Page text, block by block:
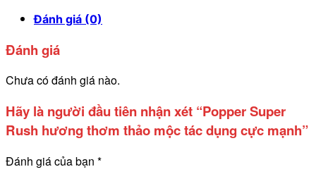
Đánh giá (0)
Đánh giá
Chưa có đánh giá nào.
Hãy là người đầu tiên nhận xét “Popper Super
Rush hương thơm thảo mộc tác dụng cực mạnh”
Đánh giá của bạn *